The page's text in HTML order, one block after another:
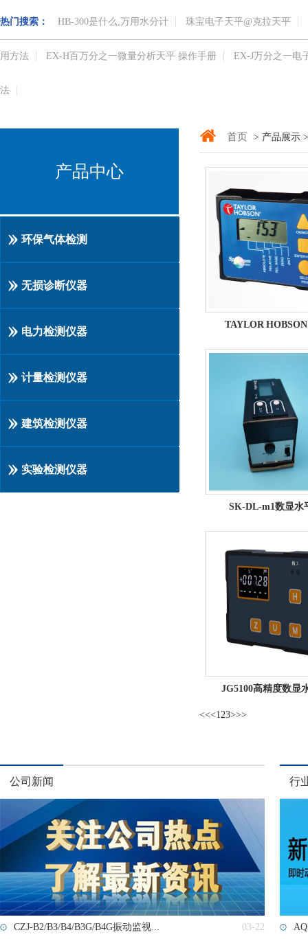
热门搜索： HB-300是什么,万用水分计 珠宝电子天平@克拉天平
用方法 EX-H百万分之一微量分析天平 操作手册 EX-J万分之一电
法
产品中心
环保气体检测
无损诊断仪器
电力检测仪器
计量检测仪器
建筑检测仪器
实验检测仪器
首页 > 产品展示
TAYLOR
SK-DL-m1数显水
JG5100高精度数显
<<<123>>>
公司新闻
CZJ-B2/B3/B4/B3G/B4G振动监视... 03-22
行